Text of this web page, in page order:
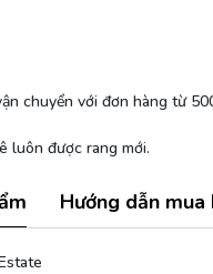
chuyển với đơn hàng từ
luôn được rang mới.
Hướng dẫn mua